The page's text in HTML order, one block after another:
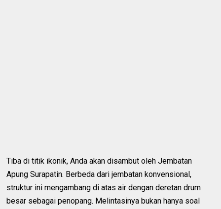
Tiba di titik ikonik, Anda akan disambut oleh Jembatan
Apung Surapatin. Berbeda dari jembatan konvensional,
struktur ini mengambang di atas air dengan deretan drum
besar sebagai penopang. Melintasinya bukan hanya soal